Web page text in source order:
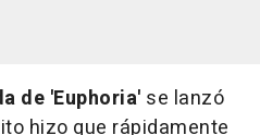
de 'Euphoria' se lanzó
hizo que rápidamente